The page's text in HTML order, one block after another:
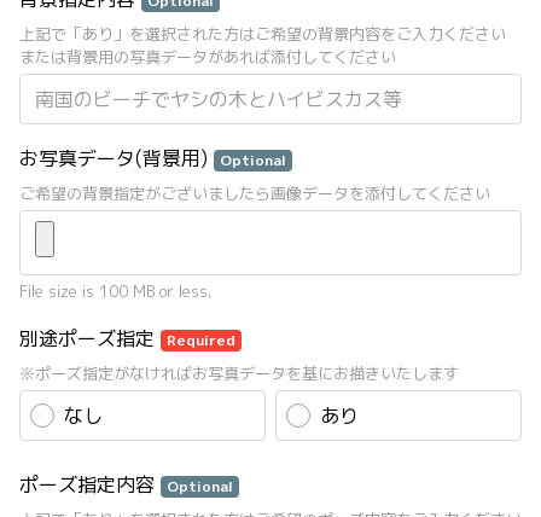
上記で「あり」を選択された方はご希望の背景内容をご入力ください
または背景用の写真データがあれば添付してください
お写真データ(背景用) Optional
ご希望の背景指定がございましたら画像データを添付してください
File size is 100 MB or less.
別途ポーズ指定 Required
※ポーズ指定がなければお写真データを基にお描きいたします
なし あり
ポーズ指定内容 Optional